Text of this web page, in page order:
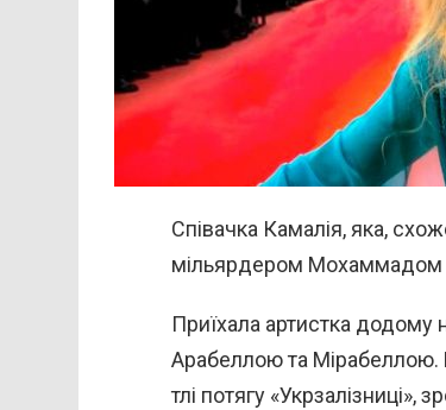
Співачка Камалія, яка,
мільярдером Мохаммадом
Приїхала артистка додому
Арабеллою та Мірабеллою.
тлі потягу